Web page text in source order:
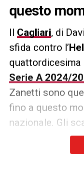
questo
Il Cagliari, di
sfida contro l’
quattordicesima
Serie A 2024/
Zanetti sono
fino a questo
nazionale. Gli
, fa
nell’edizione di